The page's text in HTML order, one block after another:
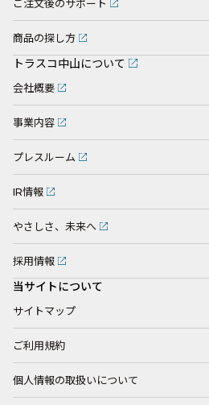
ご注文後のサポート
商品の探し方
トラスコ中山について
会社概要
事業内容
プレスルーム
IR情報
やさしさ、未来へ
採用情報
当サイトについて
サイトマップ
ご利用規約
個人情報の取扱いについて